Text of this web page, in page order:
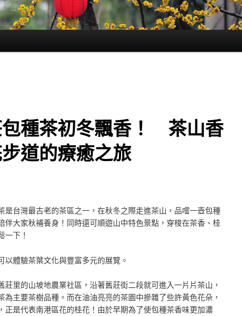
種茶初冬飄香！ 茶山香
道的療癒之旅
是台灣最古老的茶區之一，在秋冬之際走進茶山，品嚐一壺包種
伴大家秋補養身！同時還可順遊山中特色景點，穿梭在茶香、桂
一下！
以體驗茶葉文化與豐富多元的展覽。
莊里的山坡地農業社區，沿著舊莊街二段就可進入一片片茶山，
為主要茶樹品種。而在油油亮亮的茶園中摻雜了些許黃色花朵，
正是代表南港區花的桂花！由於早期為了使包種茶香味更加濃